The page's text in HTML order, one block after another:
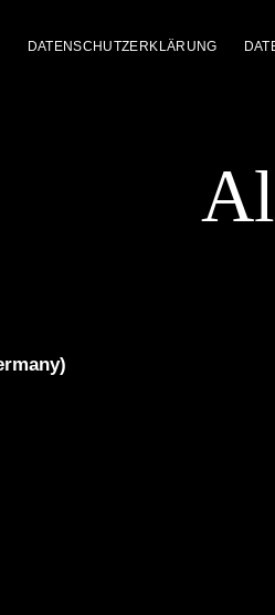
DATENSCHUTZERKLÄRUNG